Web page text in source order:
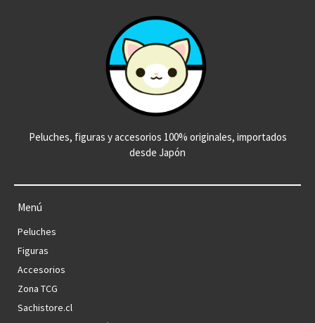
Peluches, figuras y accesorios 100% originales, importados
desde Japón
Menú
Peluches
Figuras
Accesorios
Zona TCG
Sachistore.cl